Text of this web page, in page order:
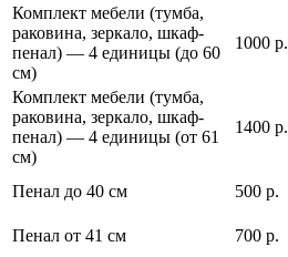
Комплект мебели (тумба,
раковина, зеркало, шкаф-
пенал) — 4 единицы (до 60
см)
1000 р.
Комплект мебели (тумба,
раковина, зеркало, шкаф-
пенал) — 4 единицы (от 61
см)
1400 р.
Пенал до 40 см 500 р.
Пенал от 41 см
700 р.